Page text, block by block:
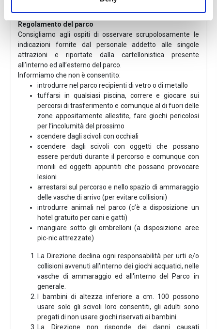
Regolamento del parco
Consigliamo agli ospiti di osservare scrupolosamente le
indicazioni fornite dal personale addetto alle singole
attrazioni e riportate dalla cartellonistica presente
all’interno ed all’esterno del parco.
Informiamo che non è consentito:
introdurre nel parco recipienti di vetro o di metallo
tuffarsi in qualsiasi piscina, correre e giocare sui
percorsi di trasferimento e comunque al di fuori delle
zone appositamente allestite, fare giochi pericolosi
per l’incolumità del prossimo
scendere dagli scivoli con occhiali
scendere dagli scivoli con oggetti che possano
essere perduti durante il percorso e comunque con
monili ed oggetti appuntiti che possano provocare
lesioni
arrestarsi sul percorso e nello spazio di ammaraggio
delle vasche di arrivo (per evitare collisioni)
introdurre animali nel parco (c’è a disposizione un
hotel gratuito per cani e gatti)
mangiare sotto gli ombrelloni (a disposizione aree
pic-nic attrezzate)
La Direzione declina ogni responsabilità per urti e/o
collisioni avvenuti all'interno dei giochi acquatici, nelle
vasche di ammaraggio ed all'interno del Parco in
generale.
I bambini di altezza inferiore a cm. 100 possono
usare solo gli scivoli loro consentiti, gli adulti sono
pregati di non usare giochi riservati ai bambini.
La Direzione non risponde dei danni causati